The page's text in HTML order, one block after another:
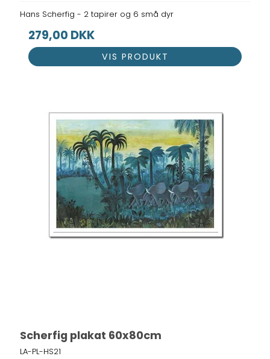
Hans Scherfig - 2 tapirer og 6 små dyr
279,00 DKK
VIS PRODUKT
Scherfig plakat 60x80cm
LA-PL-HS21